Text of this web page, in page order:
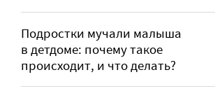
Подростки мучали малыша
в детдоме: почему такое
происходит, и что делать?